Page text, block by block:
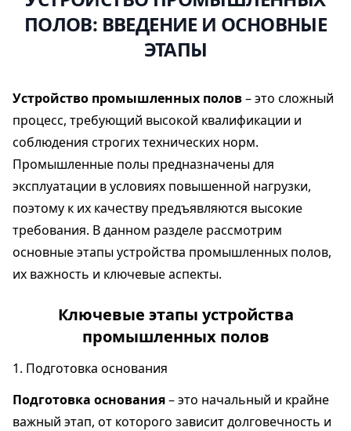
ПОЛОВ: ВВЕДЕНИЕ И ОСНОВНЫЕ
ЭТАПЫ
Устройство промышленных полов– это сложный
процесс, требующий высокой квалификации и
соблюдения строгих технических норм.
Промышленные полы предназначены для
эксплуатации в условиях повышенной нагрузки,
поэтому к их качеству предъявляются высокие
требования. В данном разделе рассмотрим
основные этапы устройства промышленных полов,
их важность и ключевые аспекты.
Ключевые этапы устройства
промышленных полов
1. Подготовка основания
Подготовка основания– это начальный и крайне
важный этап, от которого зависит долговечность и